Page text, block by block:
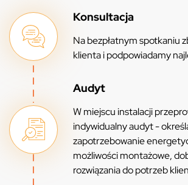
Konsultacja
Na bezpłatnym spotkaniu
klienta i podpowiadamy
Audyt
W miejscu instalacji
indywidualny audyt -
zapotrzebowanie
możliwości montażowe,
rozwiązania do potrzeb